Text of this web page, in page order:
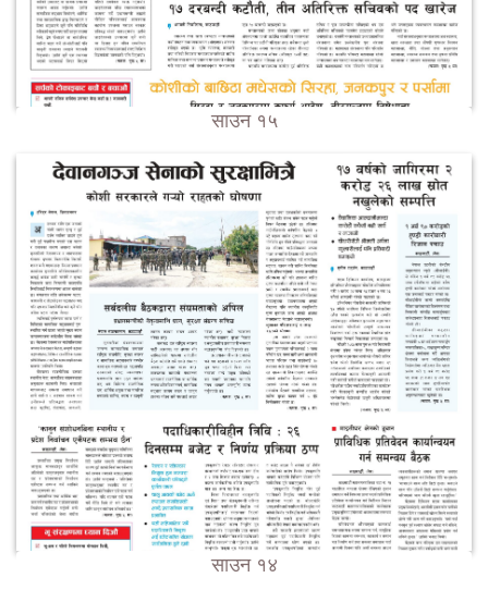
साउन १५
साउन १४